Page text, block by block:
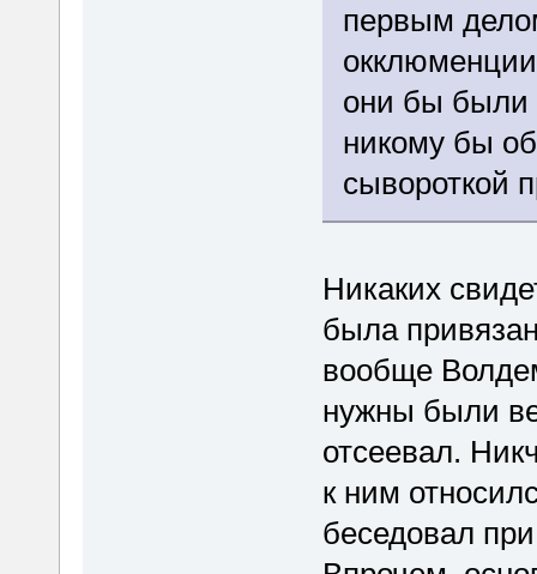
первым
они бы были
никому бы
сывороткой
Никаких
была
вообще
нужны были
отсеевал.
к ним
беседовал